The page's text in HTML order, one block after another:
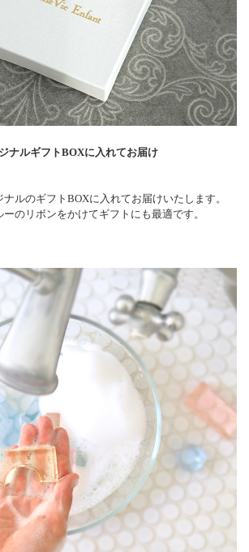
ナルギフトBOXに入れてお届け
ルのギフトBOXに入れてお届けいたします。
のリボンをかけてギフトにも最適です。